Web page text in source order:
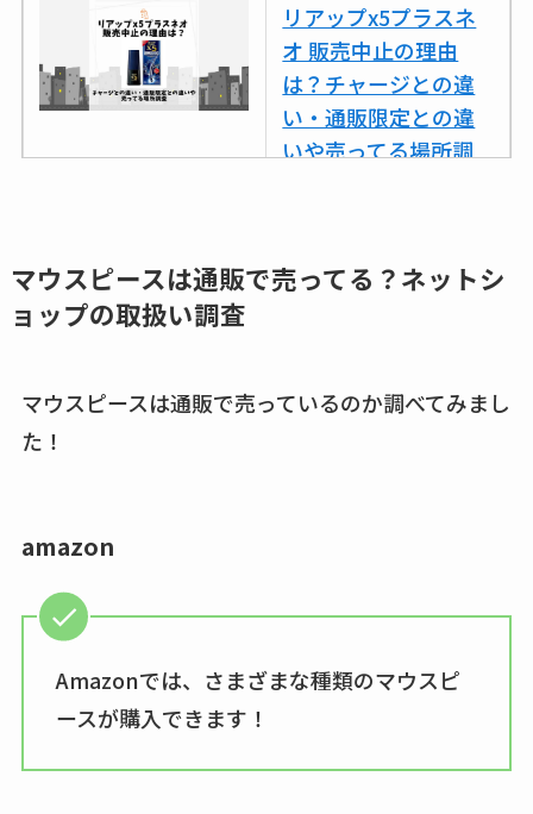
リアップx5プラスネ
オ 販売中止の理由
は？チャージとの違
い・通販限定との違
いや売ってる場所調
め替えはどこで売っ
アクアテクトゲルが
しまむら布団セット
半額になるのはい
マウスピースは通販で売ってる？ネットシ
ョップの取扱い調査
マウスピースは通販で売っているのか調べてみまし
た！
amazon
Amazonでは、さまざまな種類のマウスピ
ースが購入できます！